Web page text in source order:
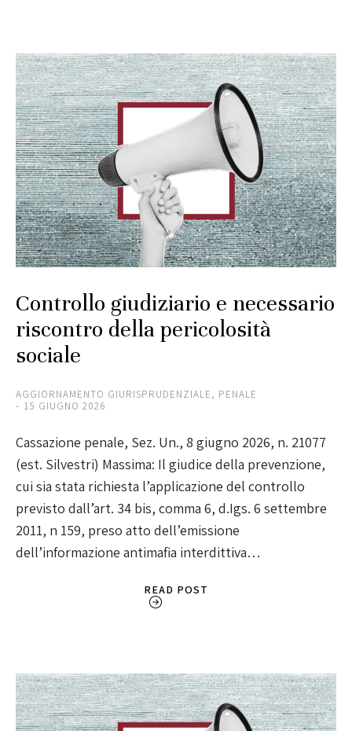
Controllo giudiziario e necessario
riscontro della pericolosità
sociale
AGGIORNAMENTO GIURISPRUDENZIALE, PENALE
15 GIUGNO 2026
Cassazione penale, Sez. Un., 8 giugno 2026, n. 21077
(est. Silvestri) Massima: Il giudice della prevenzione,
cui sia stata richiesta l’applicazione del controllo
previsto dall’art. 34 bis, comma 6, d.Igs. 6 settembre
2011, n 159, preso atto dell’emissione
dell’informazione antimafia interdittiva…
READ POST